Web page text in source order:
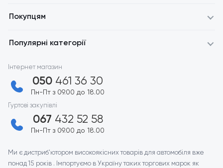
Інтернет магазин
050 461 36 30
Пн-Пт з 09.00 до 18.00
Гуртові закупівлі
067 432 52 58
Пн-Пт з 09.00 до 18.00
Ми є дистриб'ютором високоякісних товарів для автомобіля вже
понад 15 років . Імпортуємо в Україну таких торгових марок як
Покупцям
Популярні категорії